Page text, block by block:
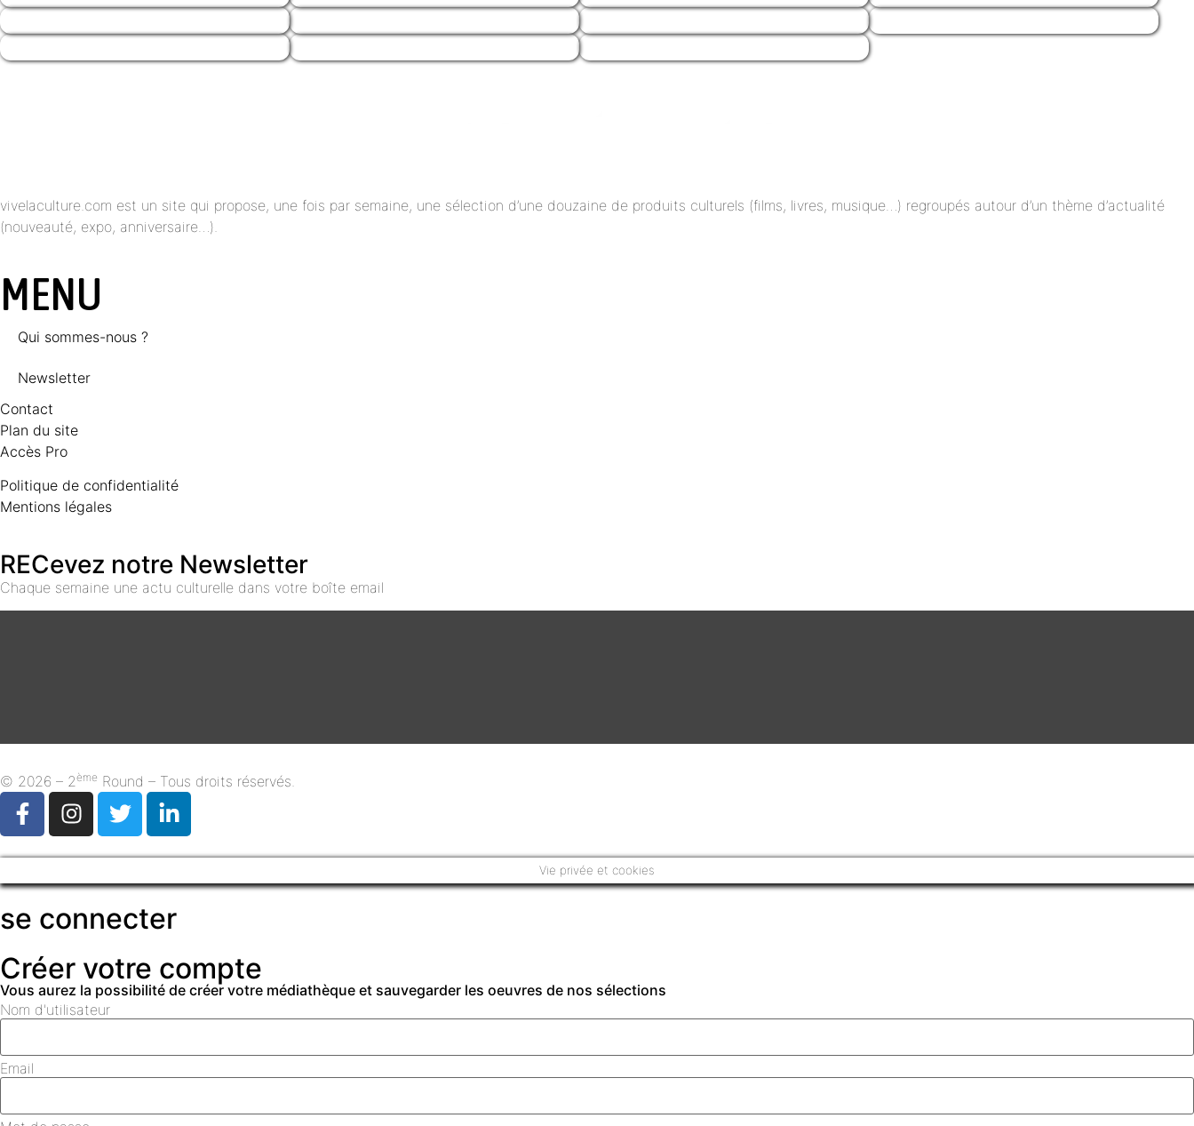
vivelaculture.com est un site qui propose, une fois par semaine, une sélection d’une douzaine de produits culturels (films, livres, musique…) regroupés autour d’un thème d’actualité
(nouveauté, expo, anniversaire…).
MENU
Qui sommes-nous ?
Newsletter
Contact
Plan du site
Accès Pro
Politique de confidentialité
Mentions légales
RECevez notre Newsletter
Chaque semaine une actu culturelle dans votre boîte email
© 2026 – 2ème Round – Tous droits réservés.
Vie privée et cookies
se connecter
Créer votre compte
Vous aurez la possibilité de créer votre médiathèque et sauvegarder les oeuvres de nos sélections
Nom d'utilisateur
Email